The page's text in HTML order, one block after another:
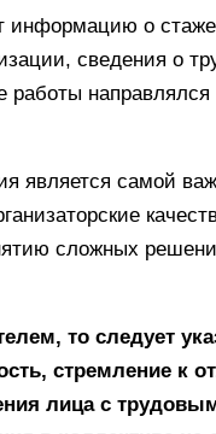
информацию о
сведения о
работы
является самой
сложных
то следует
стремление к
лица с